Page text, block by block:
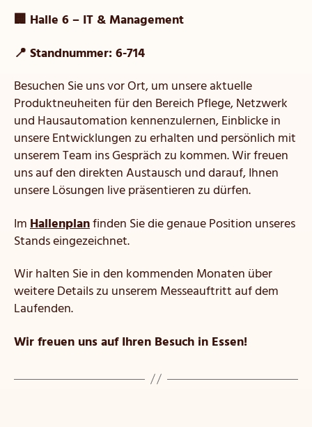
🏢 Halle 6 – IT & Management
📍 Standnummer: 6-714
Besuchen Sie uns vor Ort, um unsere aktuelle
Produktneuheiten für den Bereich Pflege, Netzwerk
und Hausautomation kennenzulernen, Einblicke in
unsere Entwicklungen zu erhalten und persönlich mit
unserem Team ins Gespräch zu kommen. Wir freuen
uns auf den direkten Austausch und darauf, Ihnen
unsere Lösungen live präsentieren zu dürfen.
ImHallenplanfinden Sie die genaue Position unseres
Stands eingezeichnet.
Wir halten Sie in den kommenden Monaten über
weitere Details zu unserem Messeauftritt auf dem
Laufenden.
Wir freuen uns auf Ihren Besuch in Essen!